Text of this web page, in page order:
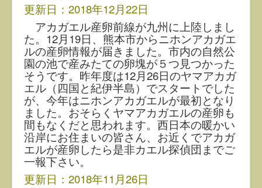
更新日：2018年12月22日
アカガエル産卵前線が九州に上陸しまし
た。12月19日、熊本市からニホンアカガエ
ルの産卵情報が届きました。市内の自然公
園の池で産みたての卵塊が５つ見つかった
そうです。昨年度は12月26日のヤマアカガ
エル（四国と紀伊半島）でスタートでした
が、今年はニホンアカガエルが最初となり
ました。おそらくヤマアカガエルの産卵も
間もなくだと思われます。西日本の暖かい
沿岸にお住まいの皆さん、お近くでアカガ
エルが産卵したら是非カエル探偵団までご
一報下さい。
更新日：2018年11月26日